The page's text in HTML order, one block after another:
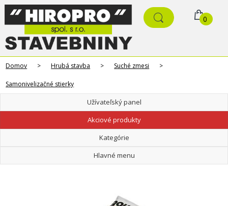
0
Domov > Hrubá stavba > Suché zmesi >
Samonivelizačné stierky
Užívateľský panel
Akciové produkty
Kategórie
Hlavné menu